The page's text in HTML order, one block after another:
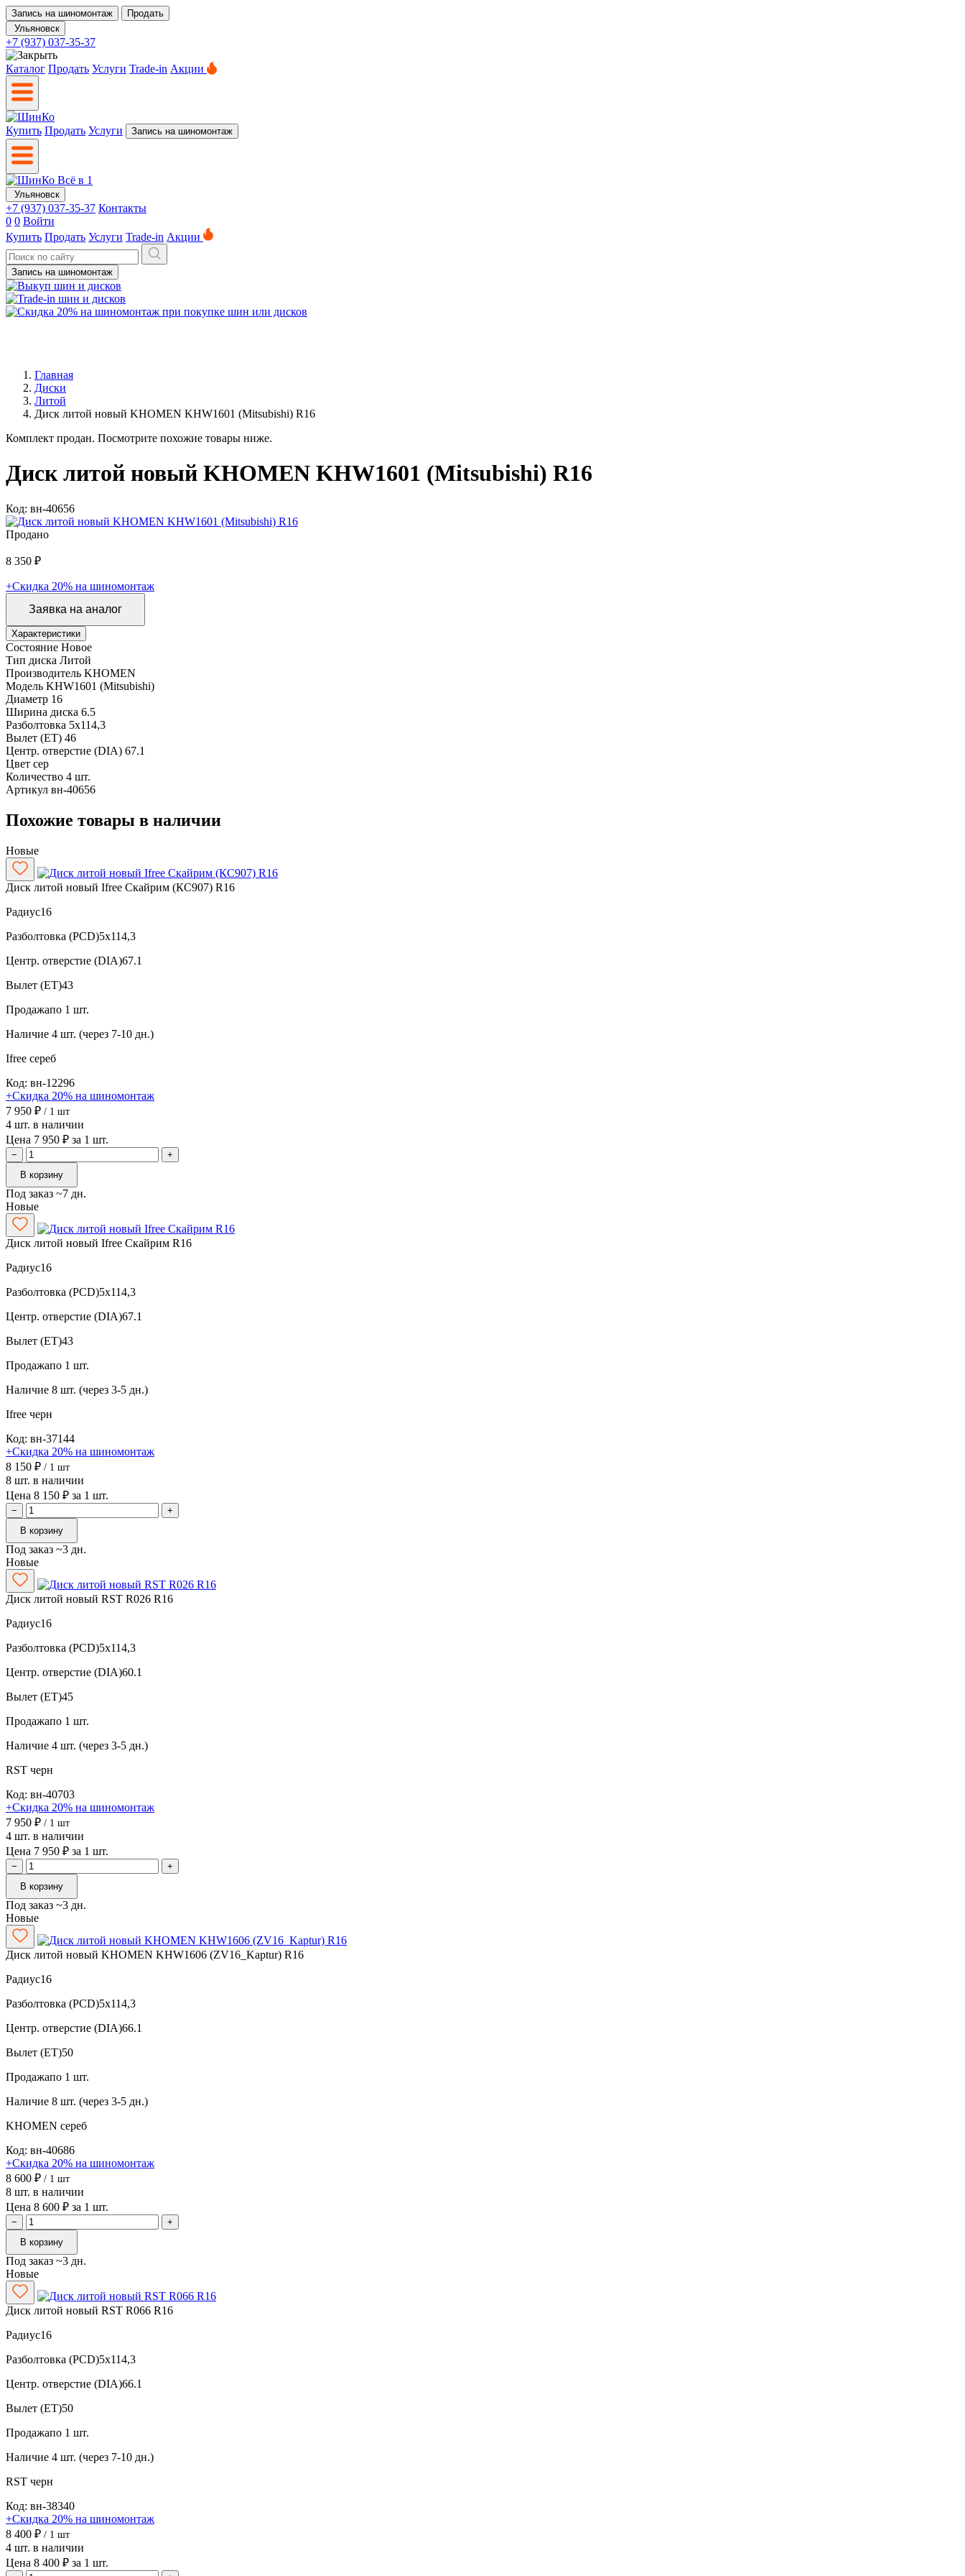
Запись на шиномонтаж
Продать
Ульяновск
+7 (937) 037-35-37
Каталог Продать Услуги Trade-in Акции
Купить Продать Услуги Запись на шиномонтаж
Ульяновск
+7 (937) 037-35-37 Контакты
0 0 Войти
Купить Продать Услуги Trade-in Акции
Запись на шиномонтаж
Главная
Диски
Литой
Диск литой новый KHOMEN KHW1601 (Mitsubishi) R16
Комплект продан. Посмотрите похожие товары ниже.
Диск литой новый KHOMEN KHW1601 (Mitsubishi) R16
Код: вн-40656
Продано
8 350 ₽
+Скидка 20% на шиномонтаж
Заявка на аналог
Характеристики
Состояние Новое
Тип диска Литой
Производитель KHOMEN
Модель KHW1601 (Mitsubishi)
Диаметр 16
Ширина диска 6.5
Разболтовка 5x114,3
Вылет (ET) 46
Центр. отверстие (DIA) 67.1
Цвет сер
Количество 4 шт.
Артикул вн-40656
Похожие товары в наличии
Новые
Диск литой новый Ifree Скайрим (КС907) R16
Радиус16
Разболтовка (PCD)5x114,3
Центр. отверстие (DIA)67.1
Вылет (ET)43
Продажапо 1 шт.
Наличие 4 шт. (через 7-10 дн.)
Ifree сереб
Код: вн-12296
+Скидка 20% на шиномонтаж
7 950 ₽ / 1 шт
4 шт. в наличии
Цена 7 950 ₽ за 1 шт.
−
+
В корзину
Под заказ ~7 дн.
Новые
Диск литой новый Ifree Скайрим R16
Радиус16
Разболтовка (PCD)5x114,3
Центр. отверстие (DIA)67.1
Вылет (ET)43
Продажапо 1 шт.
Наличие 8 шт. (через 3-5 дн.)
Ifree черн
Код: вн-37144
+Скидка 20% на шиномонтаж
8 150 ₽ / 1 шт
8 шт. в наличии
Цена 8 150 ₽ за 1 шт.
−
+
В корзину
Под заказ ~3 дн.
Новые
Диск литой новый RST R026 R16
Радиус16
Разболтовка (PCD)5x114,3
Центр. отверстие (DIA)60.1
Вылет (ET)45
Продажапо 1 шт.
Наличие 4 шт. (через 3-5 дн.)
RST черн
Код: вн-40703
+Скидка 20% на шиномонтаж
7 950 ₽ / 1 шт
4 шт. в наличии
Цена 7 950 ₽ за 1 шт.
−
+
В корзину
Под заказ ~3 дн.
Новые
Диск литой новый KHOMEN KHW1606 (ZV16_Kaptur) R16
Радиус16
Разболтовка (PCD)5x114,3
Центр. отверстие (DIA)66.1
Вылет (ET)50
Продажапо 1 шт.
Наличие 8 шт. (через 3-5 дн.)
KHOMEN сереб
Код: вн-40686
+Скидка 20% на шиномонтаж
8 600 ₽ / 1 шт
8 шт. в наличии
Цена 8 600 ₽ за 1 шт.
−
+
В корзину
Под заказ ~3 дн.
Новые
Диск литой новый RST R066 R16
Радиус16
Разболтовка (PCD)5x114,3
Центр. отверстие (DIA)66.1
Вылет (ET)50
Продажапо 1 шт.
Наличие 4 шт. (через 7-10 дн.)
RST черн
Код: вн-38340
+Скидка 20% на шиномонтаж
8 400 ₽ / 1 шт
4 шт. в наличии
Цена 8 400 ₽ за 1 шт.